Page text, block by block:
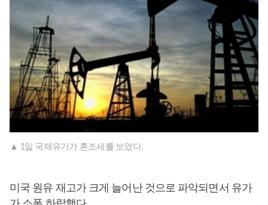
▲ 1일 국제유가가 혼조세를 보였다.
미국 원유 재고가 크게 늘어난 것으로 파악되면서 유가